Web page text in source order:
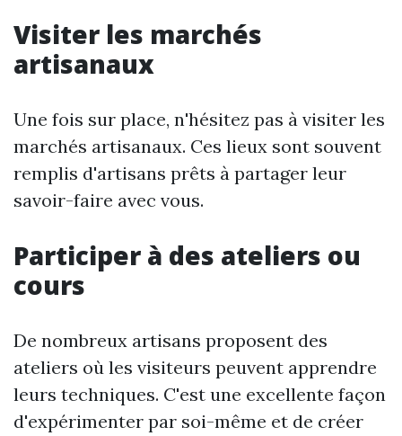
Visiter les marchés
artisanaux
Une fois sur place, n'hésitez pas à visiter les
marchés artisanaux. Ces lieux sont souvent
remplis d'artisans prêts à partager leur
savoir-faire avec vous.
Participer à des ateliers ou
cours
De nombreux artisans proposent des
ateliers où les visiteurs peuvent apprendre
leurs techniques. C'est une excellente façon
d'expérimenter par soi-même et de créer